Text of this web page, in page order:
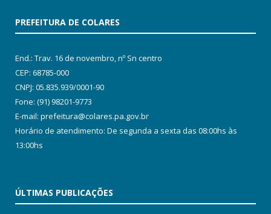
PREFEITURA DE COLARES
End.: Trav. 16 de novembro, nº Sn centro
CEP: 68785-000
CNPJ: 05.835.939/0001-90
Fone: (91) 98201-9773
E-mail: prefeitura@colares.pa.gov.br
Horário de atendimento: De segunda a sexta das 08:00hs às
13:00hs
ÚLTIMAS PUBLICAÇÕES